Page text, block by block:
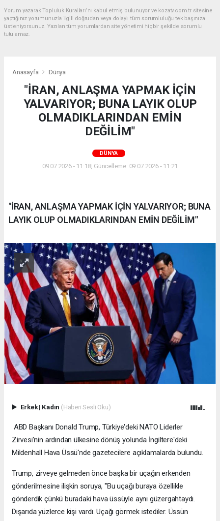
Yorum yazarak Topluluk Kuralları’nı kabul etmiş bulunuyor ve kozatv.com.tr sitesine
yaptığınız yorumunuzla ilgili doğrudan veya dolaylı tüm sorumluluğu tek başınıza
üstleniyorsunuz. Yazılan tüm yorumlardan site yönetimi hiçbir şekilde sorumlu
tutulamaz.
Anasayfa Dünya
"İRAN, ANLAŞMA YAPMAK İÇİN
YALVARIYOR; BUNA LAYIK OLUP
OLMADIKLARINDAN EMİN
DEĞİLİM"
DÜNYA
09.07.2026 - 11:18, Güncelleme: 09.07.2026 - 11:21
"İRAN, ANLAŞMA YAPMAK İÇİN YALVARIYOR; BUNA
LAYIK OLUP OLMADIKLARINDAN EMİN DEĞİLİM"
Erkek| Kadın (Haberi Sesli Oku)
ABD Başkanı Donald Trump, Türkiye'deki NATO Liderler
Zirvesi'nin ardından ülkesine dönüş yolunda İngiltere'deki
Mildenhall Hava Üssü'nde gazetecilere açıklamalarda bulundu.
Trump, zirveye gelmeden önce başka bir uçağın erkenden
gönderilmesine ilişkin soruya, "Bu uçağı buraya özellikle
gönderdik çünkü buradaki hava üssüyle aynı güzergahtaydı.
Dışarıda yüzlerce kişi vardı. Uçağı görmek istediler. Üssün